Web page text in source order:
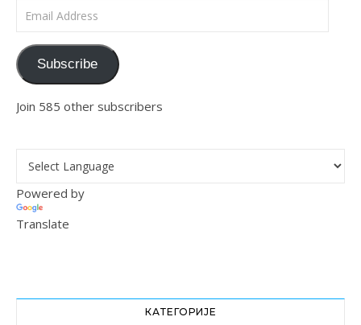
Subscribe
Join 585 other subscribers
Powered by
Translate
КАТЕГОРИЈЕ